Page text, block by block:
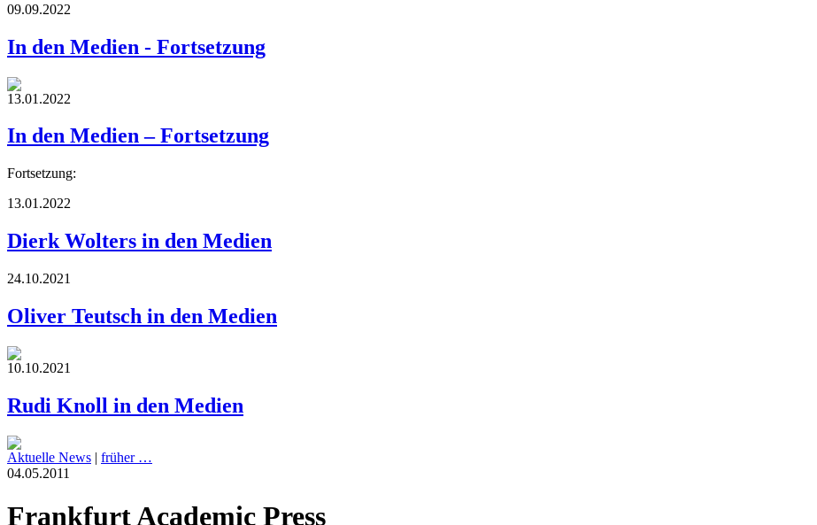
09.09.2022
In den Medien - Fortsetzung
13.01.2022
In den Medien – Fortsetzung
Fortsetzung:
13.01.2022
Dierk Wolters in den Medien
24.10.2021
Oliver Teutsch in den Medien
10.10.2021
Rudi Knoll in den Medien
Aktuelle News | früher …
04.05.2011
Frankfurt Academic Press